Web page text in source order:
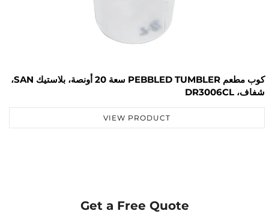
كوب مطعم PEBBLED TUMBLER سعة 20 أونصة، بلاستيك SAN،
VIEW PRODUCT
Get a Free Quote